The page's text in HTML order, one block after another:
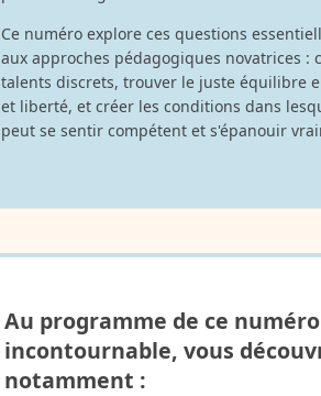
Ce numéro explore ces questions
aux approches pédagogiques novatrices :
talents discrets, trouver le juste équilibre
et liberté, et créer les conditions dans
peut se sentir compétent et s'épanouir
Au programme de ce numéro
incontournable, vous
notamment :